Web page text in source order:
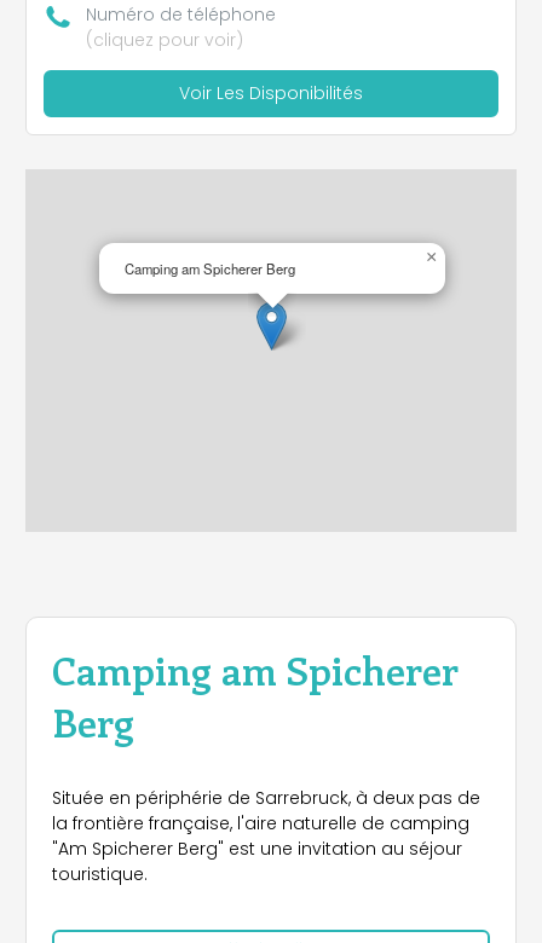
Camping am Spicherer
Berg
Située en périphérie de Sarrebruck, à deux pas de
la frontière française, l'aire naturelle de camping
"Am Spicherer Berg" est une invitation au séjour
touristique.
L'environnement verdoyant et la proximité de
Numéro de téléphone
(cliquez pour voir)
Voir Les Disponibilités
Camping am Spicherer Berg
×